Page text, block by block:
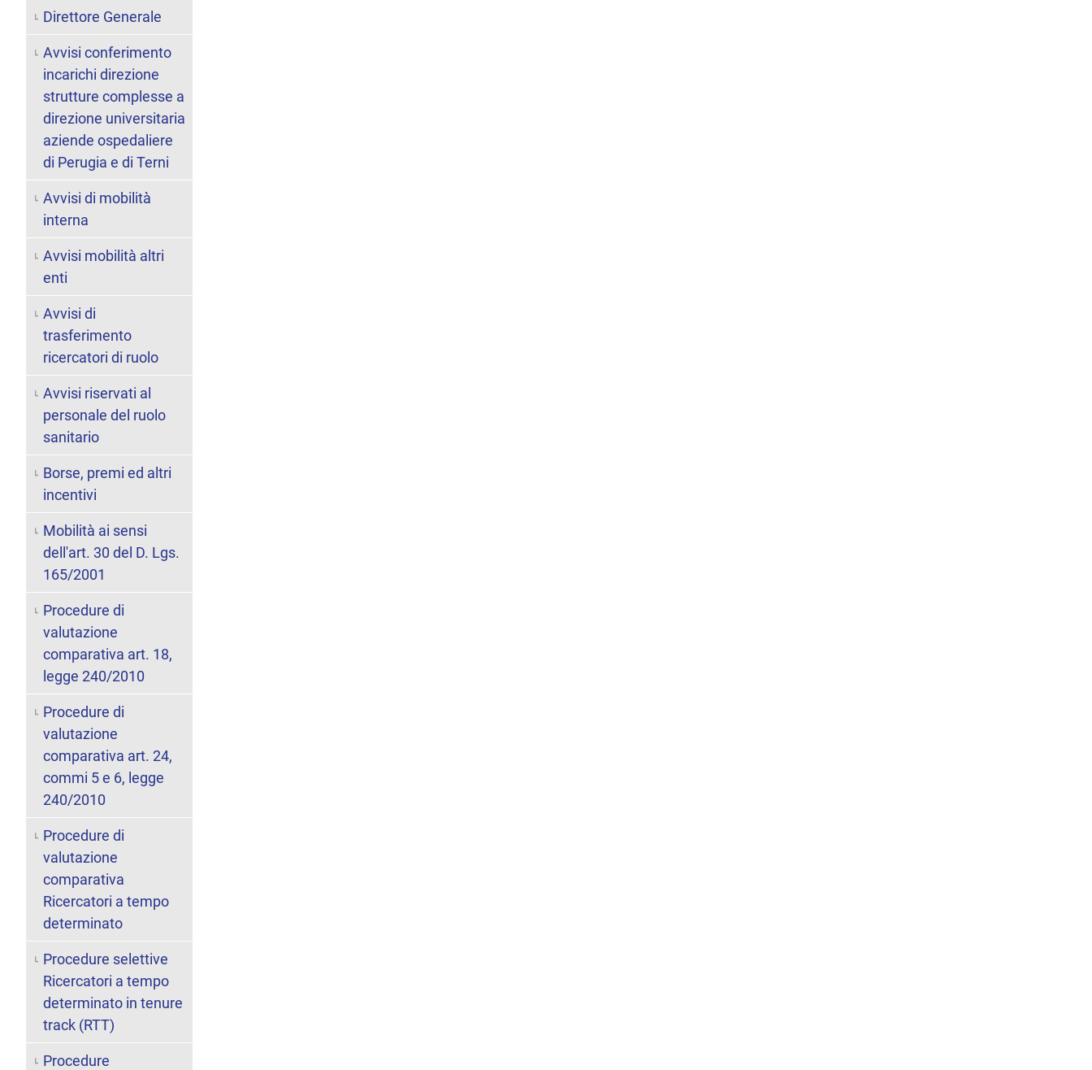
Direttore Generale
Avvisi conferimento
incarichi direzione
strutture complesse a
direzione universitaria
aziende ospedaliere
di Perugia e di Terni
Avvisi di mobilità
interna
Avvisi mobilità altri
enti
Avvisi di
trasferimento
ricercatori di ruolo
Avvisi riservati al
personale del ruolo
sanitario
Borse, premi ed altri
incentivi
Mobilità ai sensi
dell'art. 30 del D. Lgs.
165/2001
Procedure di
valutazione
comparativa art. 18,
legge 240/2010
Procedure di
valutazione
comparativa art. 24,
commi 5 e 6, legge
240/2010
Procedure di
valutazione
comparativa
Ricercatori a tempo
determinato
Procedure selettive
Ricercatori a tempo
determinato in tenure
track (RTT)
Procedure